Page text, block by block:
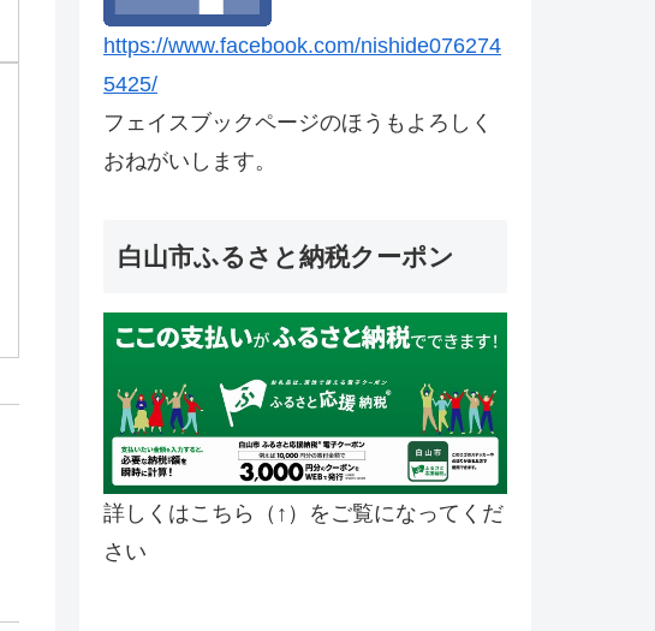
https://www.facebook.com/nishide076274
5425/
フェイスブックページのほうもよろしく
おねがいします。
白山市ふるさと納税クーポン
詳しくはこちら（↑）をご覧になってくだ
さい